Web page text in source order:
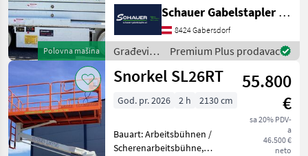
Polovna mašina
7920mm, Batterie: Trojan
PzS 6V 225Ah Zustand: 60 -
80%, Bereifung vorne:
Vollgummi Einfach 8
Schauer Gabelstapler GmbH
8424 Gabersdorf
Građevinski
strojevi /
JLG
Premium Plus prodavac
Snorkel SL26RT
55.800
€
sa 20% PDV-
a
46.500 €
neto
God. pr. 2026 2 h 2130 cm
Bauart: Arbeitsbühnen /
Scherenarbeitsbühne,